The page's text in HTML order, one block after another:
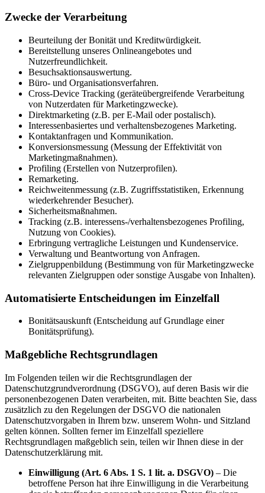
Zwecke der Verarbeitung
Beurteilung der Bonität und Kreditwürdigkeit.
Bereitstellung unseres Onlineangebotes und
Nutzerfreundlichkeit.
Besuchsaktionsauswertung.
Büro- und Organisationsverfahren.
Cross-Device Tracking (geräteübergreifende Verarbeitung
von Nutzerdaten für Marketingzwecke).
Direktmarketing (z.B. per E-Mail oder postalisch).
Interessenbasiertes und verhaltensbezogenes Marketing.
Kontaktanfragen und Kommunikation.
Konversionsmessung (Messung der Effektivität von
Marketingmaßnahmen).
Profiling (Erstellen von Nutzerprofilen).
Remarketing.
Reichweitenmessung (z.B. Zugriffsstatistiken, Erkennung
wiederkehrender Besucher).
Sicherheitsmaßnahmen.
Tracking (z.B. interessens-/verhaltensbezogenes Profiling,
Nutzung von Cookies).
Erbringung vertragliche Leistungen und Kundenservice.
Verwaltung und Beantwortung von Anfragen.
Zielgruppenbildung (Bestimmung von für Marketingzwecke
relevanten Zielgruppen oder sonstige Ausgabe von Inhalten).
Automatisierte Entscheidungen im Einzelfall
Bonitätsauskunft (Entscheidung auf Grundlage einer
Bonitätsprüfung).
Maßgebliche Rechtsgrundlagen
Im Folgenden teilen wir die Rechtsgrundlagen der
Datenschutzgrundverordnung (DSGVO), auf deren Basis wir die
personenbezogenen Daten verarbeiten, mit. Bitte beachten Sie, dass
zusätzlich zu den Regelungen der DSGVO die nationalen
Datenschutzvorgaben in Ihrem bzw. unserem Wohn- und Sitzland
gelten können. Sollten ferner im Einzelfall speziellere
Rechtsgrundlagen maßgeblich sein, teilen wir Ihnen diese in der
Datenschutzerklärung mit.
Einwilligung (Art. 6 Abs. 1 S. 1 lit. a. DSGVO) – Die
betroffene Person hat ihre Einwilligung in die Verarbeitung